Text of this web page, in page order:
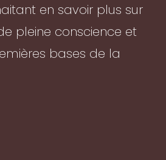
en savoir plus sur
pleine conscience et
bases de la